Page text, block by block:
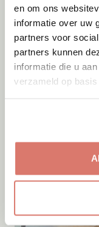
en om ons
informatie over uw
partners voor
partners kunnen
informatie die u
verzameld op
Cyprus